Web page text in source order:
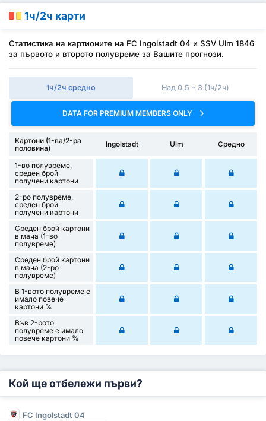
1ч/2ч карти
Статистика на картионите на FC Ingolstadt 04 и SSV Ulm 1846
за първото и второто полувреме за Вашите прогнози.
1ч/2ч средно Над 0,5 ~ 3 (1ч/2ч)
DATA FOR PREMIUM MEMBERS ONLY
Картони (1-ва/2-ра
половина)
Ingolstadt Ulm Средно
1-во полувреме,
среден брой
получени картони
2-ро полувреме,
среден брой
получени картони
Среден брой картони
в мача (1-во
полувреме)
Среден брой картони
в мача (2-ро
полувреме)
В 1-вото полувреме е
имало повече
картони %
Във 2-рото
полувреме е имало
повече картони %
Кой ще отбележи първи?
FC Ingolstadt 04